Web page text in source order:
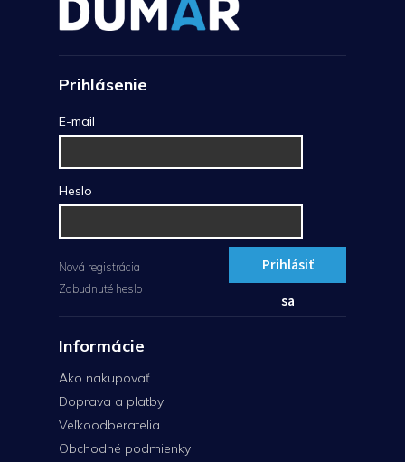
Prihlásenie
E-mail
Heslo
Prihlásiť
sa
Nová registrácia
Zabudnuté heslo
Informácie
Ako nakupovať
Doprava a platby
Veľkoodberatelia
Obchodné podmienky